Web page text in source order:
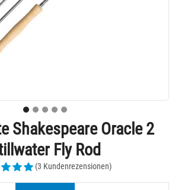
Shakespeare Oracle 2
Fly Rod
(3 Kundenrezensionen)